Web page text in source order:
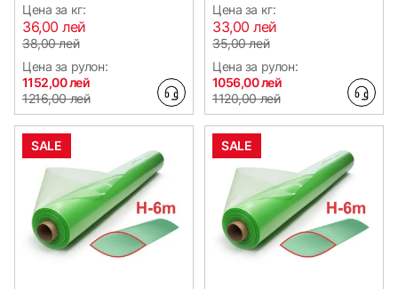
Цена за кг:
36,00 лей
38,00 лей
Цена за рулон:
1152,00 лей
1216,00 лей
Цена за кг:
33,00 лей
35,00 лей
Цена за рулон:
1056,00 лей
1120,00 лей
SALE SALE